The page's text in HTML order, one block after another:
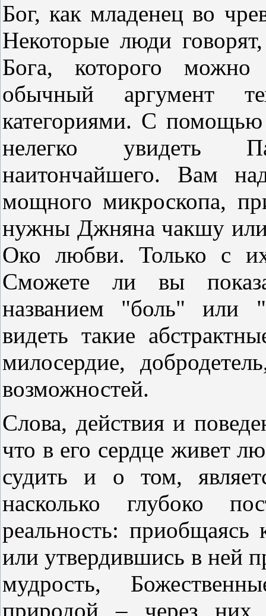
Бог, как младенец во
Некоторые люди
Бога, которого
обычный аргумент
категориями. С помощью
нелегко увидеть
наитончайшего. Вам
мощного микроскопа,
нужны Джняна чакшу
Око любви. Только с
Сможете ли вы
названием "боль" или
видеть такие
милосердие,
возможностей.
Слова, действия и
что в его сердце живет
судить и о том,
насколько глубоко
реальность:
или утвердившись в ней
мудрость,
природой – через них